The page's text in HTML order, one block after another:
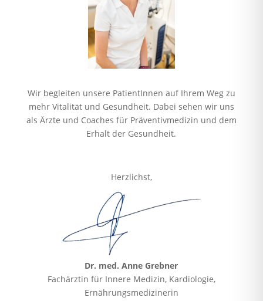
Wir begleiten unsere PatientInnen auf Ihrem Weg zu
mehr Vitalität und Gesundheit. Dabei sehen wir uns
als Ärzte und Coaches für Präventivmedizin und dem
Erhalt der Gesundheit.
Herzlichst,
Dr. med. Anne Grebner
Fachärztin für Innere Medizin, Kardiologie,
Ernährungsmedizinerin